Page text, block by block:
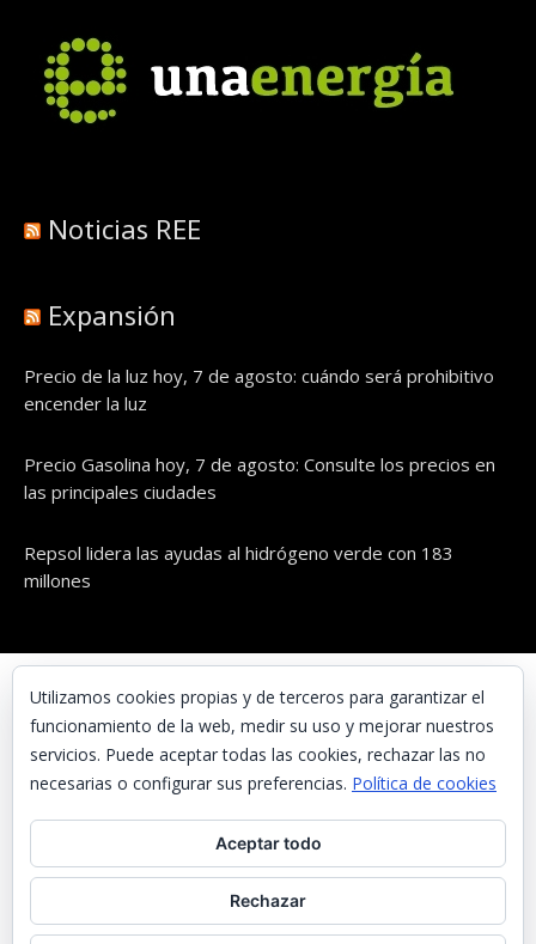
Noticias REE
Expansión
Precio de la luz hoy, 7 de agosto: cuándo será prohibitivo
encender la luz
Precio Gasolina hoy, 7 de agosto: Consulte los precios en
las principales ciudades
Repsol lidera las ayudas al hidrógeno verde con 183
millones
© UNAENERGÍA, S.L.
Inicio
Contacta con nosotros
Preguntas frecuentes
Aviso Legal
Política de cookies
Utilizamos cookies propias y de terceros para garantizar el
funcionamiento de la web, medir su uso y mejorar nuestros
servicios. Puede aceptar todas las cookies, rechazar las no
necesarias o configurar sus preferencias. Política de cookies
Aceptar todo
Rechazar